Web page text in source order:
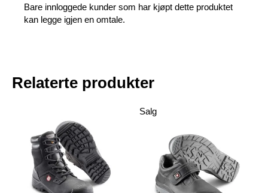
Bare innloggede kunder som har kjøpt dette produktet
kan legge igjen en omtale.
Relaterte produkter
Salg